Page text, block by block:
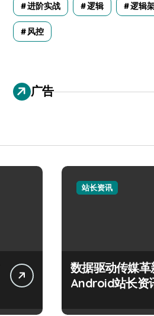
进阶实战 逻辑 逻辑
风控
广告
站长资讯
数据驱动传媒革
Android站长资